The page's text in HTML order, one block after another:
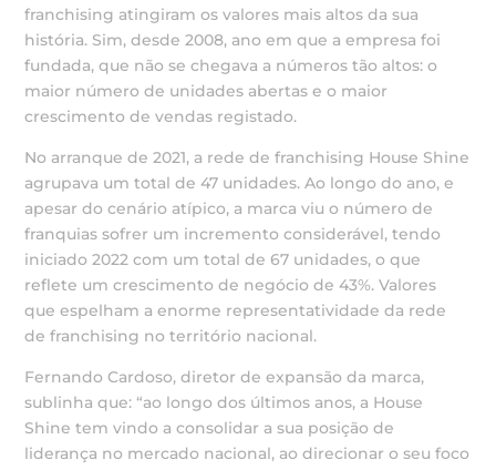
franchising atingiram os valores mais altos da sua
história. Sim, desde 2008, ano em que a empresa foi
fundada, que não se chegava a números tão altos: o
maior número de unidades abertas e o maior
crescimento de vendas registado.
No arranque de 2021, a rede de franchising House Shine
agrupava um total de 47 unidades. Ao longo do ano, e
apesar do cenário atípico, a marca viu o número de
franquias sofrer um incremento considerável, tendo
iniciado 2022 com um total de 67 unidades, o que
reflete um crescimento de negócio de 43%. Valores
que espelham a enorme representatividade da rede
de franchising no território nacional.
Fernando Cardoso, diretor de expansão da marca,
sublinha que: “ao longo dos últimos anos, a House
Shine tem vindo a consolidar a sua posição de
liderança no mercado nacional, ao direcionar o seu foco